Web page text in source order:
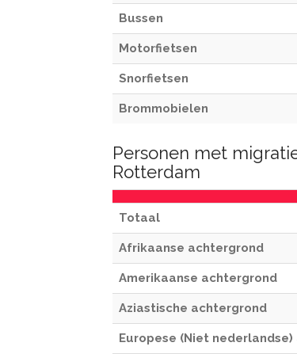
Bussen
Motorfietsen
Snorfietsen
Brommobielen
Personen met
Rotterdam
Totaal
Afrikaanse achtergrond
Amerikaanse achtergrond
Aziastische achtergrond
Europese (Niet